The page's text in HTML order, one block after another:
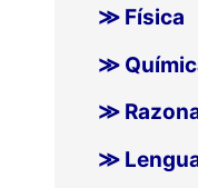
≫ Física
≫
≫
≫